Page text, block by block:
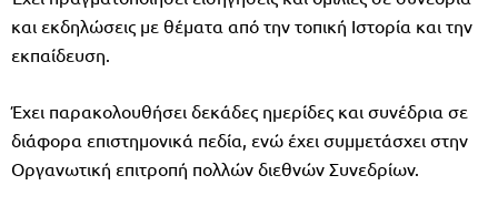
και εκδηλώσεις με θέματα από την τοπική Ιστορία και την
εκπαίδευση.
Έχει παρακολουθήσει δεκάδες ημερίδες και συνέδρια σε
διάφορα επιστημονικά πεδία, ενώ έχει συμμετάσχει στην
Οργανωτική επιτροπή πολλών διεθνών Συνεδρίων.